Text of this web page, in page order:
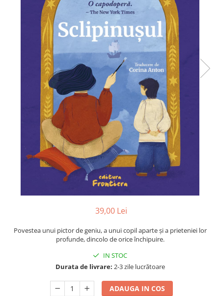
Inteligenta emotionala
Limbi străine
Știință si natură
5-7 ani
toate vârstele
Cera
Editura Aramis
Editura Bookzone
Editura Cartea Copiilor
39,00 Lei
Povestea unui pictor de geniu, a unui copil aparte și a prieteniei lor
profunde, dincolo de orice închipuire.
IN STOC
Durata de livrare: 2-3 zile lucrătoare
ADAUGA IN COS